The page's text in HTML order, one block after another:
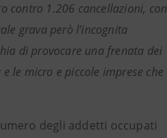
contro 1.206 cancellazioni, con
grava però l’incognita
di provocare una frenata dei
le micro e piccole imprese che
degli addetti occupati